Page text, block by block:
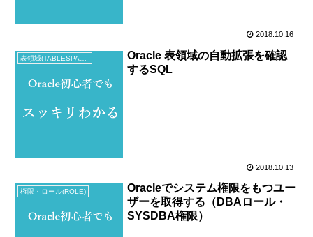
2018.10.16
Oracle 表領域の自動拡張を確認
するSQL
2018.10.13
権限・ロール(ROLE)
Oracleでシステム権限をもつユー
ザーを取得する（DBAロール・
SYSDBA権限）